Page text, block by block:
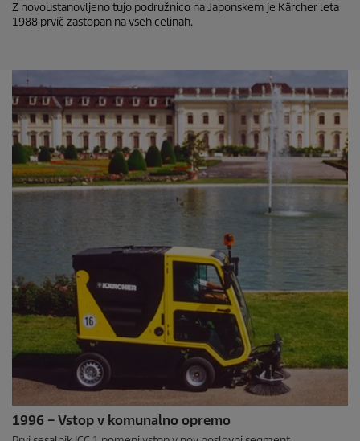
Z novoustanovljeno tujo podružnico na Japonskem je Kärcher leta
1988 prvič zastopan na vseh celinah.
1996 – Vstop v komunalno opremo